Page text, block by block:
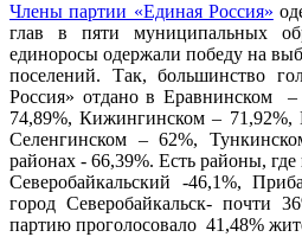
Члены партии «Единая Россия»
глав в пяти муниципальных
единоросы одержали победу на
поселений. Так, большинство
Россия» отдано в Еравнинском
74,89%, Кижингинском – 71,92%,
Селенгинском – 62%,
районах - 66,39%. Есть районы,
Северобайкальский -46,1%,
город Северобайкальск- почти
партию проголосовало 41,48%